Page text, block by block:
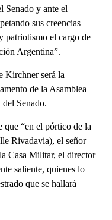
Senado y ante el
sus creencias
patriotismo el cargo de
Argentina”.
Kirchner será la
de la Asamblea
Senado.
que “en el pórtico de la
Rivadavia), el señor
Casa Militar, el director
saliente, quienes lo
que se hallará